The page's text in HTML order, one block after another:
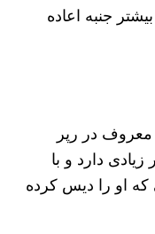
جنبه اعاده
در رپر
دارد و با
او را دیس کرده